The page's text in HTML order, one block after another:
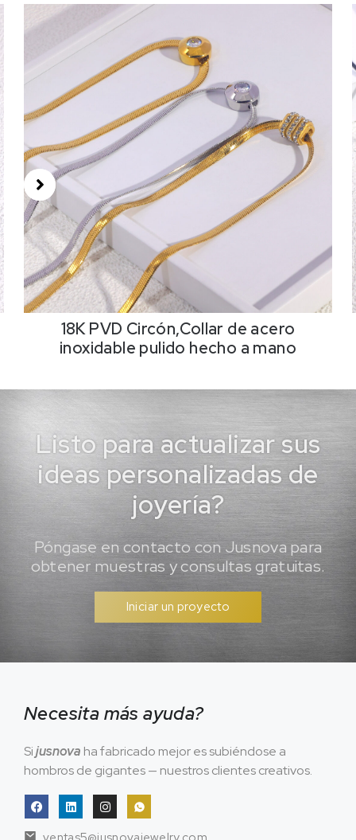
Circón,Collar de acero
pulido hecho a mano
Listo para actualizar sus
ideas personalizadas de
joyería?
Póngase en contacto con Jusnova para
obtener muestras y consultas gratuitas.
Iniciar un proyecto
Necesita más ayuda?
Sijusnova ha fabricado mejor es subiéndose a
hombros de gigantes — nuestros clientes creativos.